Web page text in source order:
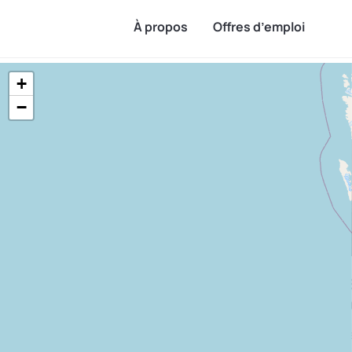
À propos Offres d’emploi
22
Ordonnées par date
Nouvel
Profil
+
−